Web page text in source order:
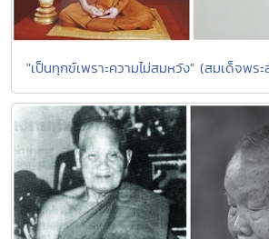
"เป็นทุกข์เพราะความไม่สมหวัง" (สมเด็จพระ